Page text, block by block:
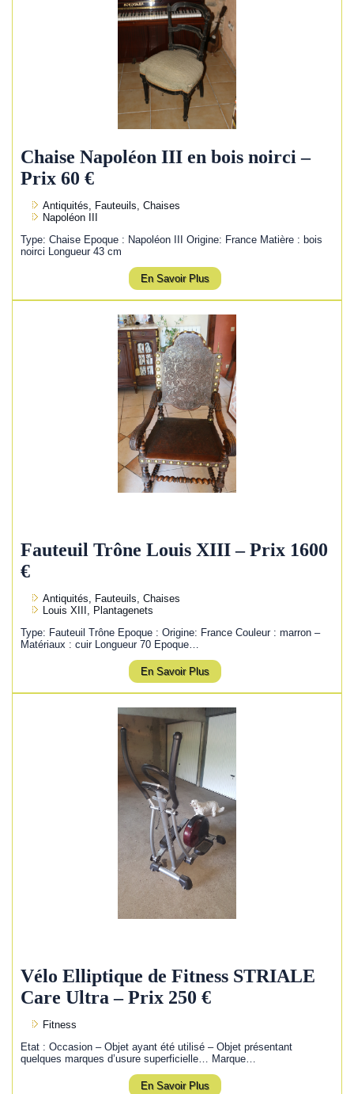
Chaise Napoléon III en bois noirci –
Prix 60 €
Antiquités, Fauteuils, Chaises
Napoléon III
Type: Chaise Epoque : Napoléon III Origine: France Matière : bois
noirci Longueur 43 cm
En Savoir Plus
Fauteuil Trône Louis XIII – Prix 1600
€
Antiquités, Fauteuils, Chaises
Louis XIII, Plantagenets
Type: Fauteuil Trône Epoque : Origine: France Couleur : marron –
Matériaux : cuir Longueur 70 Epoque…
En Savoir Plus
Vélo Elliptique de Fitness STRIALE
Care Ultra – Prix 250 €
Fitness
Etat : Occasion – Objet ayant été utilisé – Objet présentant
quelques marques d’usure superficielle… Marque…
En Savoir Plus